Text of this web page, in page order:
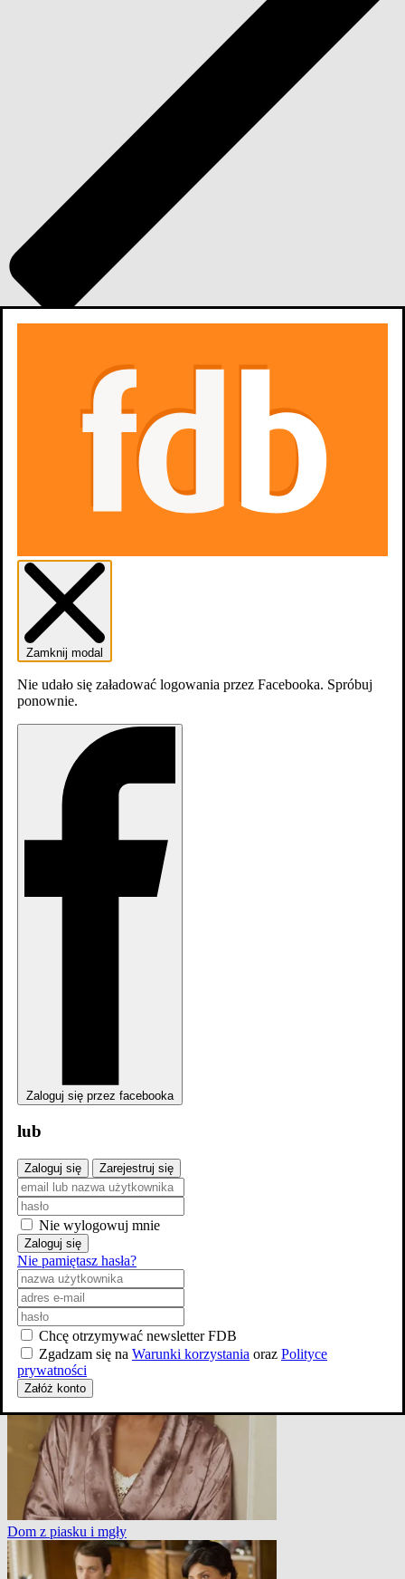
zobacz wszystkie
Koło czasu: Ten, który nadchodzi o świcie 3x8
Egzorcyzmy Emily Rose
Dom z piasku i mgły
Dom z piasku i mgły
Zamknij modal
Nie udało się załadować logowania przez Facebooka. Spróbuj
ponownie.
Zaloguj się przez facebooka
lub
Zaloguj się Zarejestruj się
Nie wylogowuj mnie
Zaloguj się
Nie pamiętasz hasła?
Chcę otrzymywać newsletter FDB
Zgadzam się na Warunki korzystania oraz Polityce
prywatności
Załóż konto